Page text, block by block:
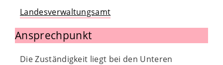
Landesverwaltungsamt
Ansprechpunkt
Die Zuständigkeit liegt bei den Unteren